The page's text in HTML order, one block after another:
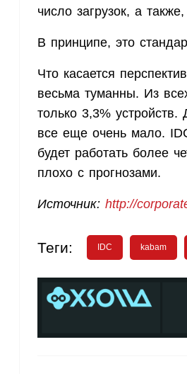
число загрузок, а
В принципе, это
Что касается
весьма туманны. Из
только 3,3%
все еще очень мало.
будет работать более
плохо с прогнозами.
Источник: http://
Теги: IDC kabam